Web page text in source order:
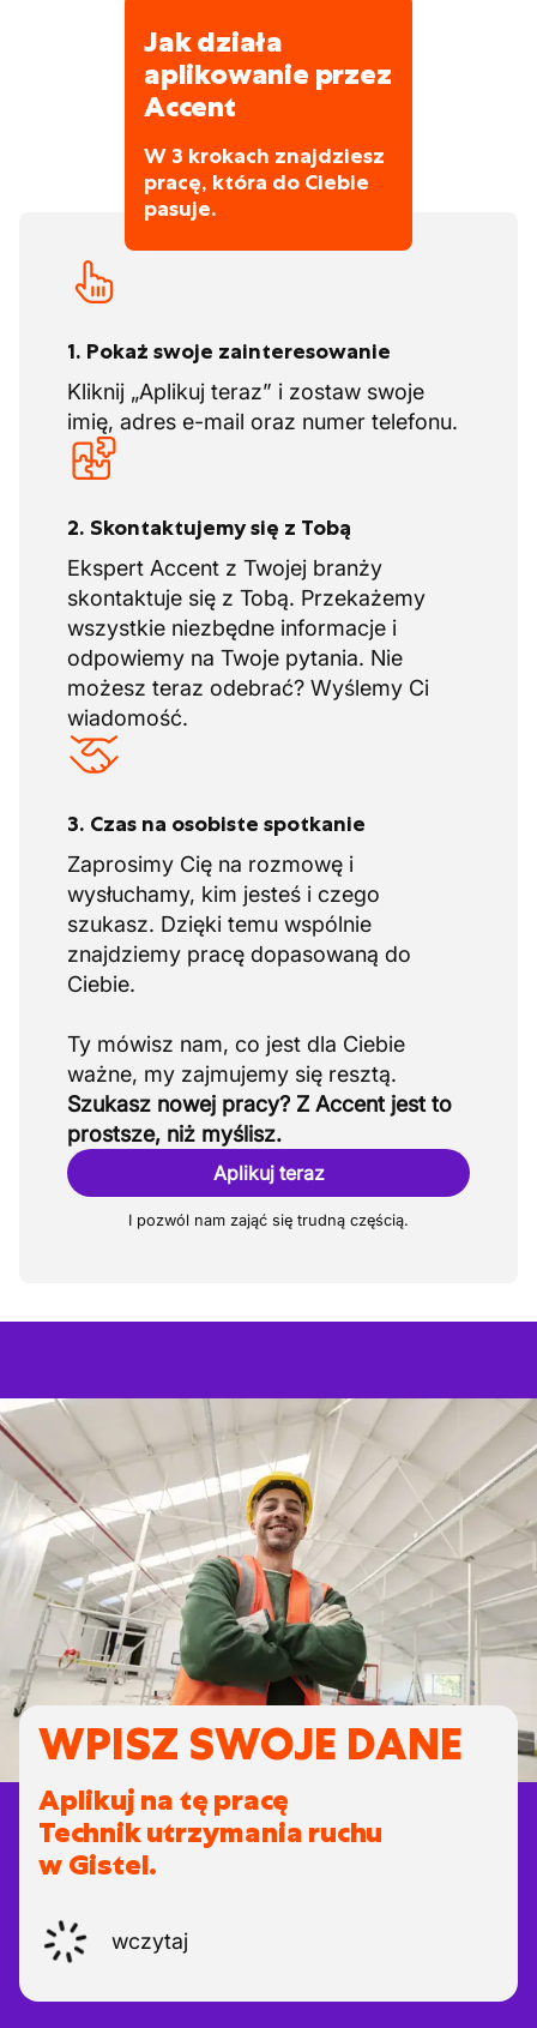
Jak działa
aplikowanie przez
Accent
W 3 krokach znajdziesz
pracę, która do Ciebie
pasuje.
1. Pokaż swoje zainteresowanie
Kliknij „Aplikuj teraz” i zostaw swoje
imię, adres e-mail oraz numer telefonu.
2. Skontaktujemy się z Tobą
Ekspert Accent z Twojej branży
skontaktuje się z Tobą. Przekażemy
wszystkie niezbędne informacje i
odpowiemy na Twoje pytania. Nie
możesz teraz odebrać? Wyślemy Ci
wiadomość.
3. Czas na osobiste spotkanie
Zaprosimy Cię na rozmowę i
wysłuchamy, kim jesteś i czego
szukasz. Dzięki temu wspólnie
znajdziemy pracę dopasowaną do
Ciebie.
Ty mówisz nam, co jest dla Ciebie
Szukasz nowej pracy? Z Accent jest to
prostsze, niż myślisz.
Aplikuj teraz
I pozwól nam zająć się trudną częścią.
WPISZ SWOJE DANE
Aplikuj na tę pracę
Technik utrzymania ruchu
w Gistel.
wczytaj